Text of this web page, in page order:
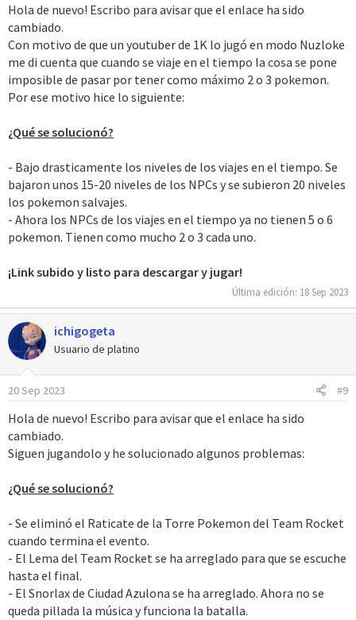
Hola de nuevo! Escribo para avisar que el enlace ha sido
cambiado.
Con motivo de que un youtuber de 1K lo jugó en modo Nuzloke
me di cuenta que cuando se viaje en el tiempo la cosa se pone
imposible de pasar por tener como máximo 2 o 3 pokemon.
Por ese motivo hice lo siguiente:
¿Qué se solucionó?
- Bajo drasticamente los niveles de los viajes en el tiempo. Se
bajaron unos 15-20 niveles de los NPCs y se subieron 20 niveles
los pokemon salvajes.
- Ahora los NPCs de los viajes en el tiempo ya no tienen 5 o 6
pokemon. Tienen como mucho 2 o 3 cada uno.
¡Link subido y listo para descargar y jugar!
Última edición: 18 Sep 2023
ichigogeta
Usuario de platino
20 Sep 2023 #9
Hola de nuevo! Escribo para avisar que el enlace ha sido
cambiado.
Siguen jugandolo y he solucionado algunos problemas:
¿Qué se solucionó?
- Se eliminó el Raticate de la Torre Pokemon del Team Rocket
cuando termina el evento.
- El Lema del Team Rocket se ha arreglado para que se escuche
hasta el final.
- El Snorlax de Ciudad Azulona se ha arreglado. Ahora no se
queda pillada la música y funciona la batalla.